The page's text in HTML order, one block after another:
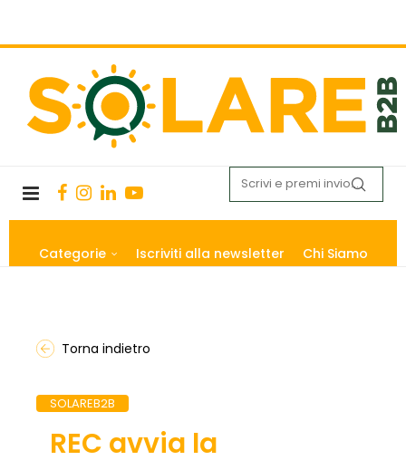
Categorie Iscriviti alla newsletter Chi Siamo
Torna indietro
SOLAREB2B
REC avvia la